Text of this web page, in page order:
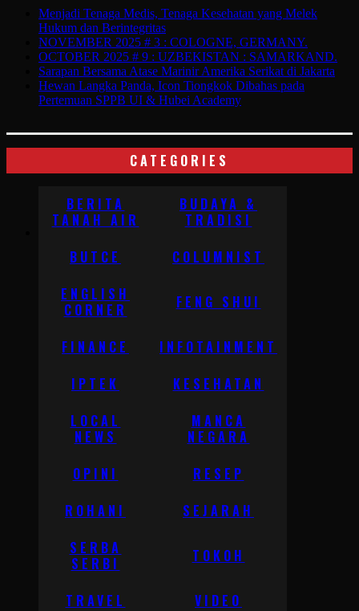
Menjadi Tenaga Medis, Tenaga Kesehatan yang Melek
Hukum dan Berintegritas
NOVEMBER 2025 # 3 : COLOGNE, GERMANY.
OCTOBER 2025 # 9 : UZBEKISTAN : SAMARKAND.
Sarapan Bersama Atase Marinir Amerika Serikat di Jakarta
Hewan Langka Panda, Icon Tiongkok Dibahas pada
Pertemuan SPPB UI & Hubei Academy
CATEGORIES
BERITA
TANAH AIR
BUDAYA &
TRADISI
BUTCE
COLUMNIST
ENGLISH
CORNER
FENG SHUI
FINANCE
INFOTAINMENT
IPTEK
KESEHATAN
LOCAL
NEWS
MANCA
NEGARA
OPINI
RESEP
ROHANI
SEJARAH
SERBA
SERBI
TOKOH
TRAVEL VIDEO